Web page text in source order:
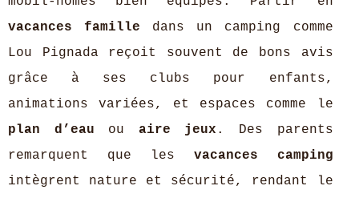
vacances famille dans un camping comme
Lou Pignada reçoit souvent de bons avis
grâce à ses clubs pour enfants,
animations variées, et espaces comme le
plan d’eau ou aire jeux . Des parents
remarquent que les vacances camping
intègrent nature et sécurité, rendant le